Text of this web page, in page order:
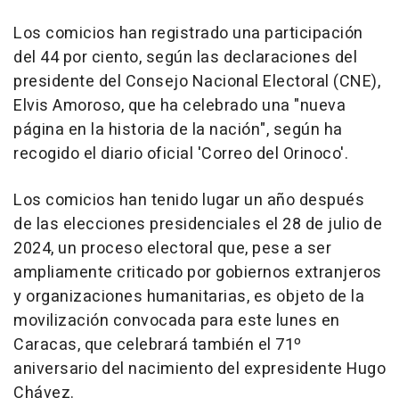
Los comicios han registrado una participación
del 44 por ciento, según las declaraciones del
presidente del Consejo Nacional Electoral (CNE),
Elvis Amoroso, que ha celebrado una "nueva
página en la historia de la nación", según ha
recogido el diario oficial 'Correo del Orinoco'.
Los comicios han tenido lugar un año después
de las elecciones presidenciales el 28 de julio de
2024, un proceso electoral que, pese a ser
ampliamente criticado por gobiernos extranjeros
y organizaciones humanitarias, es objeto de la
movilización convocada para este lunes en
Caracas, que celebrará también el 71º
aniversario del nacimiento del expresidente Hugo
Chávez.